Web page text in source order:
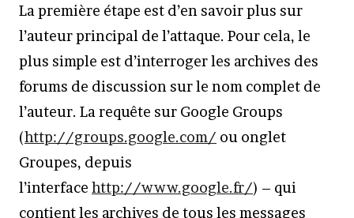
La première étape est d’en savoir plus sur
l’auteur principal de l’attaque. Pour cela, le
plus simple est d’interroger les archives des
forums de discussion sur le nom complet de
l’auteur. La requête sur Google Groups
(http://groups.google.com/ ou onglet
Groupes, depuis
l’interface http://www.google.fr/) – qui
contient les archives de tous les messages